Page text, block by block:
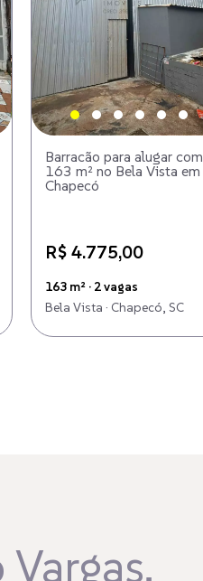
Barracão para alugar com
163 m² no Bela Vista em
Chapecó
R$ 4.775,00
163 m² · 2 vagas
Bela Vista · Chapecó, SC